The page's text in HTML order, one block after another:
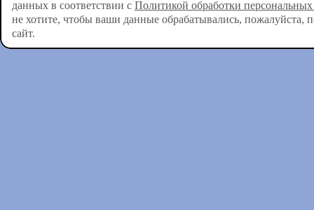
данных в соответствии с Политикой обработки
не хотите, чтобы ваши данные обрабатывались, пожалуйста,
сайт.